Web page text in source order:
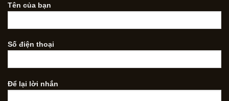
Tên của bạn
Số điện thoại
Để lại lời nhắn